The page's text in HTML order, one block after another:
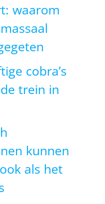
waarom
cobra’s
trein in
kunnen
als het